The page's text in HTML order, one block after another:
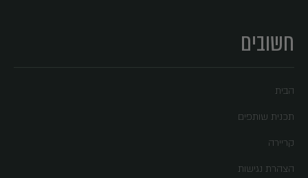
חשובים
הבית
תכנית שותפים
קריירה
הצהרת נגישות